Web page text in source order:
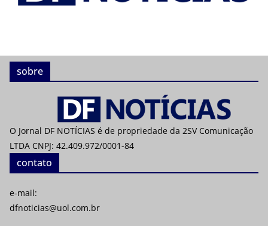
sobre
O Jornal DF NOTÍCIAS é de propriedade da 2SV Comunicação
LTDA CNPJ: 42.409.972/0001-84
contato
e-mail:
dfnoticias@uol.com.br